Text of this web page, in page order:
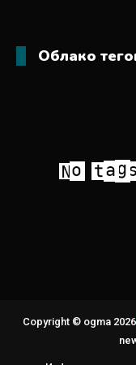
Облако
Copyright © ogma 2026